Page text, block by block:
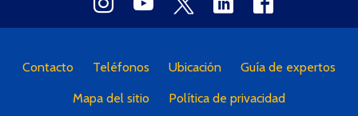
Contacto Teléfonos Ubicación Guía de expertos
Mapa del sitio Política de privacidad